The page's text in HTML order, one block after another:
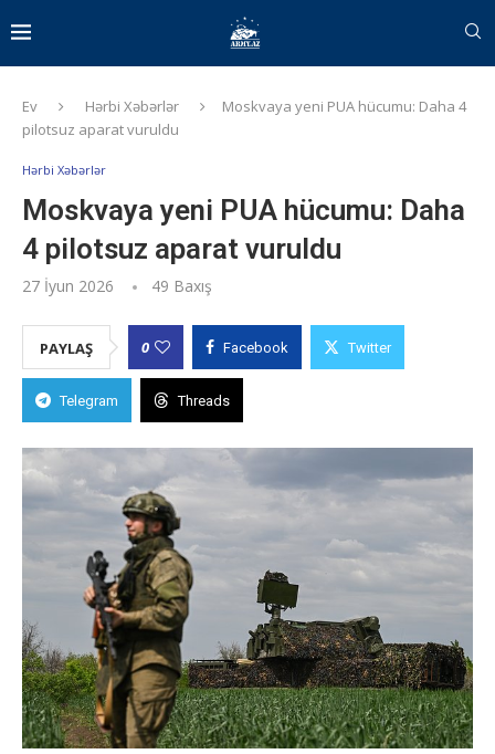
Ev Hərbi Xəbərlər
Moskvaya yeni PUA hücumu: Daha 4
pilotsuz aparat vuruldu
Hərbi Xəbərlər
Moskvaya yeni PUA hücumu: Daha
4 pilotsuz aparat vuruldu
27 İyun 2026 49 Baxış
PAYLAŞ 0 Facebook Twitter
Telegram Threads